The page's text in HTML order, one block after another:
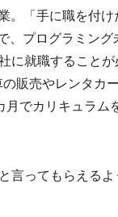
「手に職を付け
プログラミング
に就職すること
販売やレンタカ
でカリキュラム
言ってもらえる